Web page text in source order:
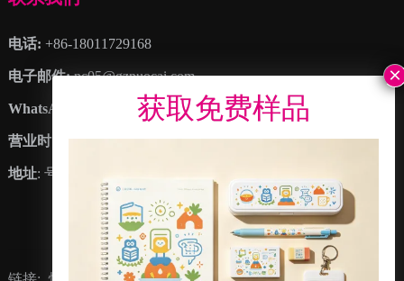
电话: +86-18011729168
电子邮件: nc05@gznuocai.com
WhatsApp: +8618011729168
营业时间:周一 – 周六 8:30上午 – 6:00下午
地址: 号. 28, 豪岗大道, 大岗镇, 南沙区, 广州市, 广东省